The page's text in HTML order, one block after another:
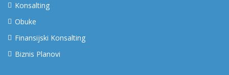
Konsalting
Obuke
Finansijski Konsalting
Biznis Planovi